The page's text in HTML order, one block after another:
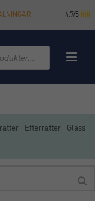
4.7/5
Efterrätter Glass